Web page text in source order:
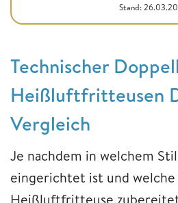
Stand:
Technischer
Heißluftfritteusen
Vergleich
Je nachdem in welchem
eingerichtet ist und
Heißluftfritteuse